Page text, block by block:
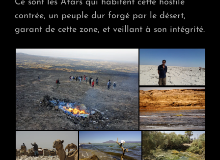
Ce sont les Afars qui habitent cette hostile
contrée, un peuple dur forgé par le désert,
garant de cette zone, et veillant à son intégrité.